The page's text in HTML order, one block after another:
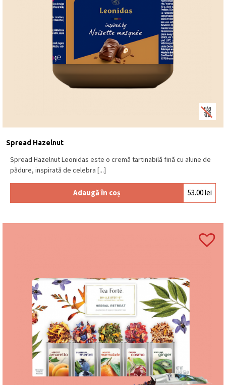
Spread Hazelnut
Spread Hazelnut Leonidas este o cremă tartinabilă fină cu alune de
pădure, inspirată de celebra [...]
Adaugă în coș 53.00lei